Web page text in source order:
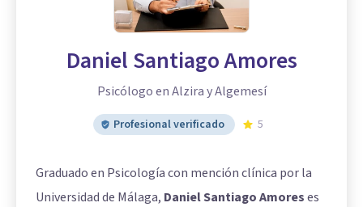
Daniel Santiago Amores
Psicólogo en Alzira y Algemesí
Profesional verificado 5
Graduado en Psicología con mención clínica por la
Universidad de Málaga, Daniel Santiago Amoreses